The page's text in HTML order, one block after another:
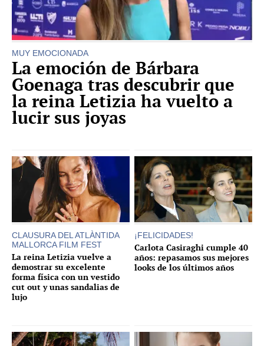
MUY EMOCIONADA
La emoción de Bárbara
Goenaga tras descubrir que
la reina Letizia ha vuelto a
lucir sus joyas
CLAUSURA DEL ATLÀNTIDA
MALLORCA FILM FEST
La reina Letizia vuelve a
demostrar su excelente
forma física con un vestido
cut out y unas sandalias de
lujo
¡FELICIDADES!
Carlota Casiraghi cumple 40
años: repasamos sus mejores
looks de los últimos años